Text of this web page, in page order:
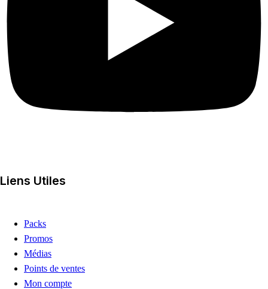
Liens Utiles
Packs
Promos
Médias
Points de ventes
Mon compte